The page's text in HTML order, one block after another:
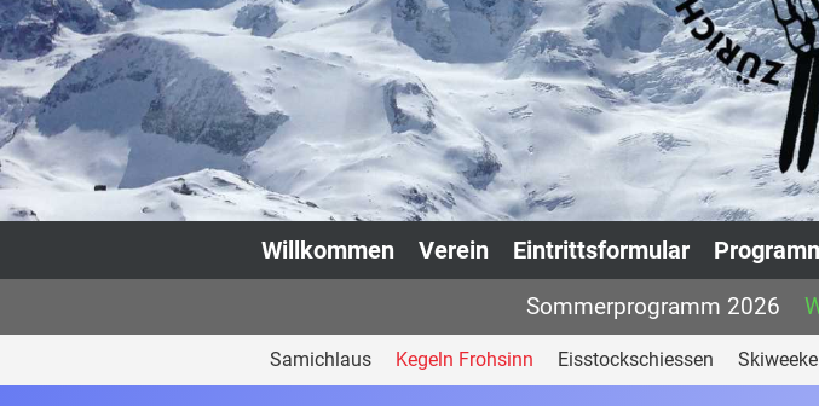
Willkommen Verein Eintrittsformular
Sommerprogramm 2026
Samichlaus Kegeln Frohsinn Eisstockschiessen